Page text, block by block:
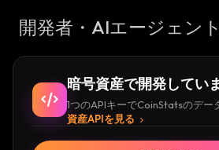
開発者・AIエージェン
暗号資産で開発してい
1つのAPIキーでCoinStatsのデー
資産APIを見る